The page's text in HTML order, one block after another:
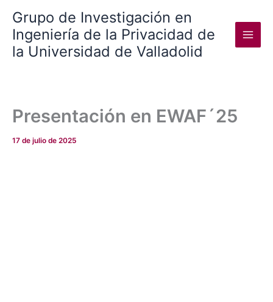
contenido
Grupo de Investigación en
Ingeniería de la Privacidad de
la Universidad de Valladolid
Presentación en EWAF´25
17 de julio de 2025